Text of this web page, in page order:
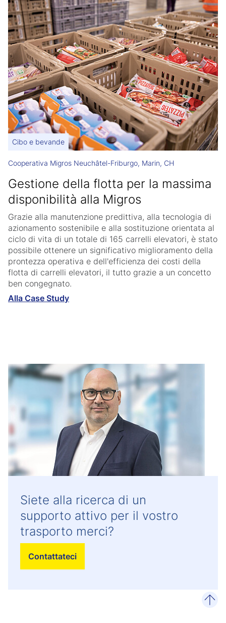
Cibo e bevande
Cooperativa Migros Neuchâtel-Friburgo, Marin, CH
Gestione della flotta per la massima
disponibilità alla Migros
Grazie alla manutenzione predittiva, alla tecnologia di
azionamento sostenibile e alla sostituzione orientata al
ciclo di vita di un totale di 165 carrelli elevatori, è stato
possibile ottenere un significativo miglioramento della
prontezza operativa e dell'efficienza dei costi della
flotta di carrelli elevatori, il tutto grazie a un concetto
ben congegnato.
Alla Case Study
Siete alla ricerca di un
supporto attivo per il vostro
trasporto merci?
Contattateci